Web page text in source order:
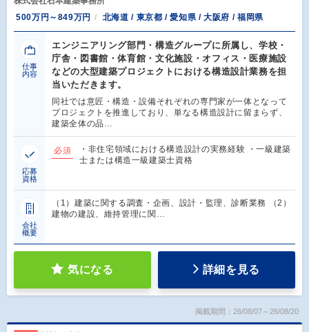
500万円～849万円
北海道 / 東京都 / 愛知県 / 大阪府 / 福岡県
仕事
内容
エンジニアリング部門・構造グループに所属し、学校・
庁舎・図書館・体育館・文化施設・オフィス・医療施設
などの大型建築プロジェクトにおける構造設計業務を担
当いただきます。
同社では意匠・構造・設備それぞれの専門家が一体となって
プロジェクトを推進しており、単なる構造設計に留まらず、
建築全体の品…
応募
資格
必須
・非住宅領域における構造設計の実務経験 ・一級建築
士または構造一級建築士資格
会社
概要
（1）建築に関する調査・企画、設計・監理、診断業務 （2）
建物の建設、維持管理に関…
気になる 詳細を見る
掲載期間：26/08/07～26/08/20